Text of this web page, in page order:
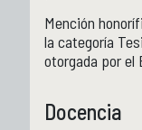
Mención
la categoría
otorgada por el
Docencia